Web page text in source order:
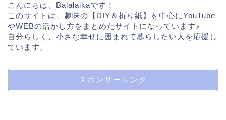
こんにちは、Balalaikaです！
このサイトは、趣味の【DIY＆折り紙】を中心にYouTube
やWEBの活かし方をまとめたサイトになっています♪
自分らしく、小さな幸せに囲まれて暮らしたい人を応援し
ています。
スポンサーリンク